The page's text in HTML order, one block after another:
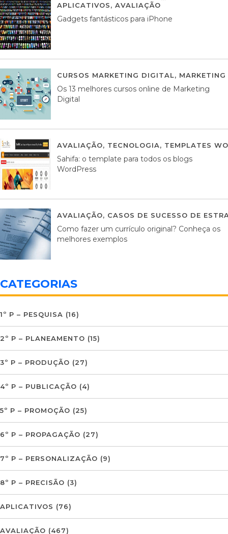
APLICATIVOS, AVALIAÇÃO
Gadgets fantásticos para iPhone
CURSOS MARKETING DIGITAL,
Os 13 melhores cursos online de Marketing
Digital
AVALIAÇÃO, TECNOLOGIA, TEMPLATES
Sahifa: o template para todos os blogs
WordPress
AVALIAÇÃO, CASOS DE SUCESSO DE
Como fazer um currículo original? Conheça os
melhores exemplos
CATEGORIAS
1º P – PESQUISA (16)
2º P – PLANEAMENTO (15)
3º P – PRODUÇÃO (27)
4º P – PUBLICAÇÃO (4)
5º P – PROMOÇÃO (25)
6º P – PROPAGAÇÃO (27)
7º P – PERSONALIZAÇÃO (9)
8º P – PRECISÃO (3)
APLICATIVOS (76)
AVALIAÇÃO (467)